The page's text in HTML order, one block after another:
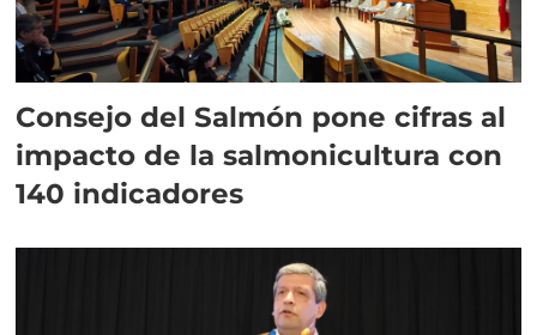
Consejo del Salmón pone cifras al
impacto de la salmonicultura con
140 indicadores